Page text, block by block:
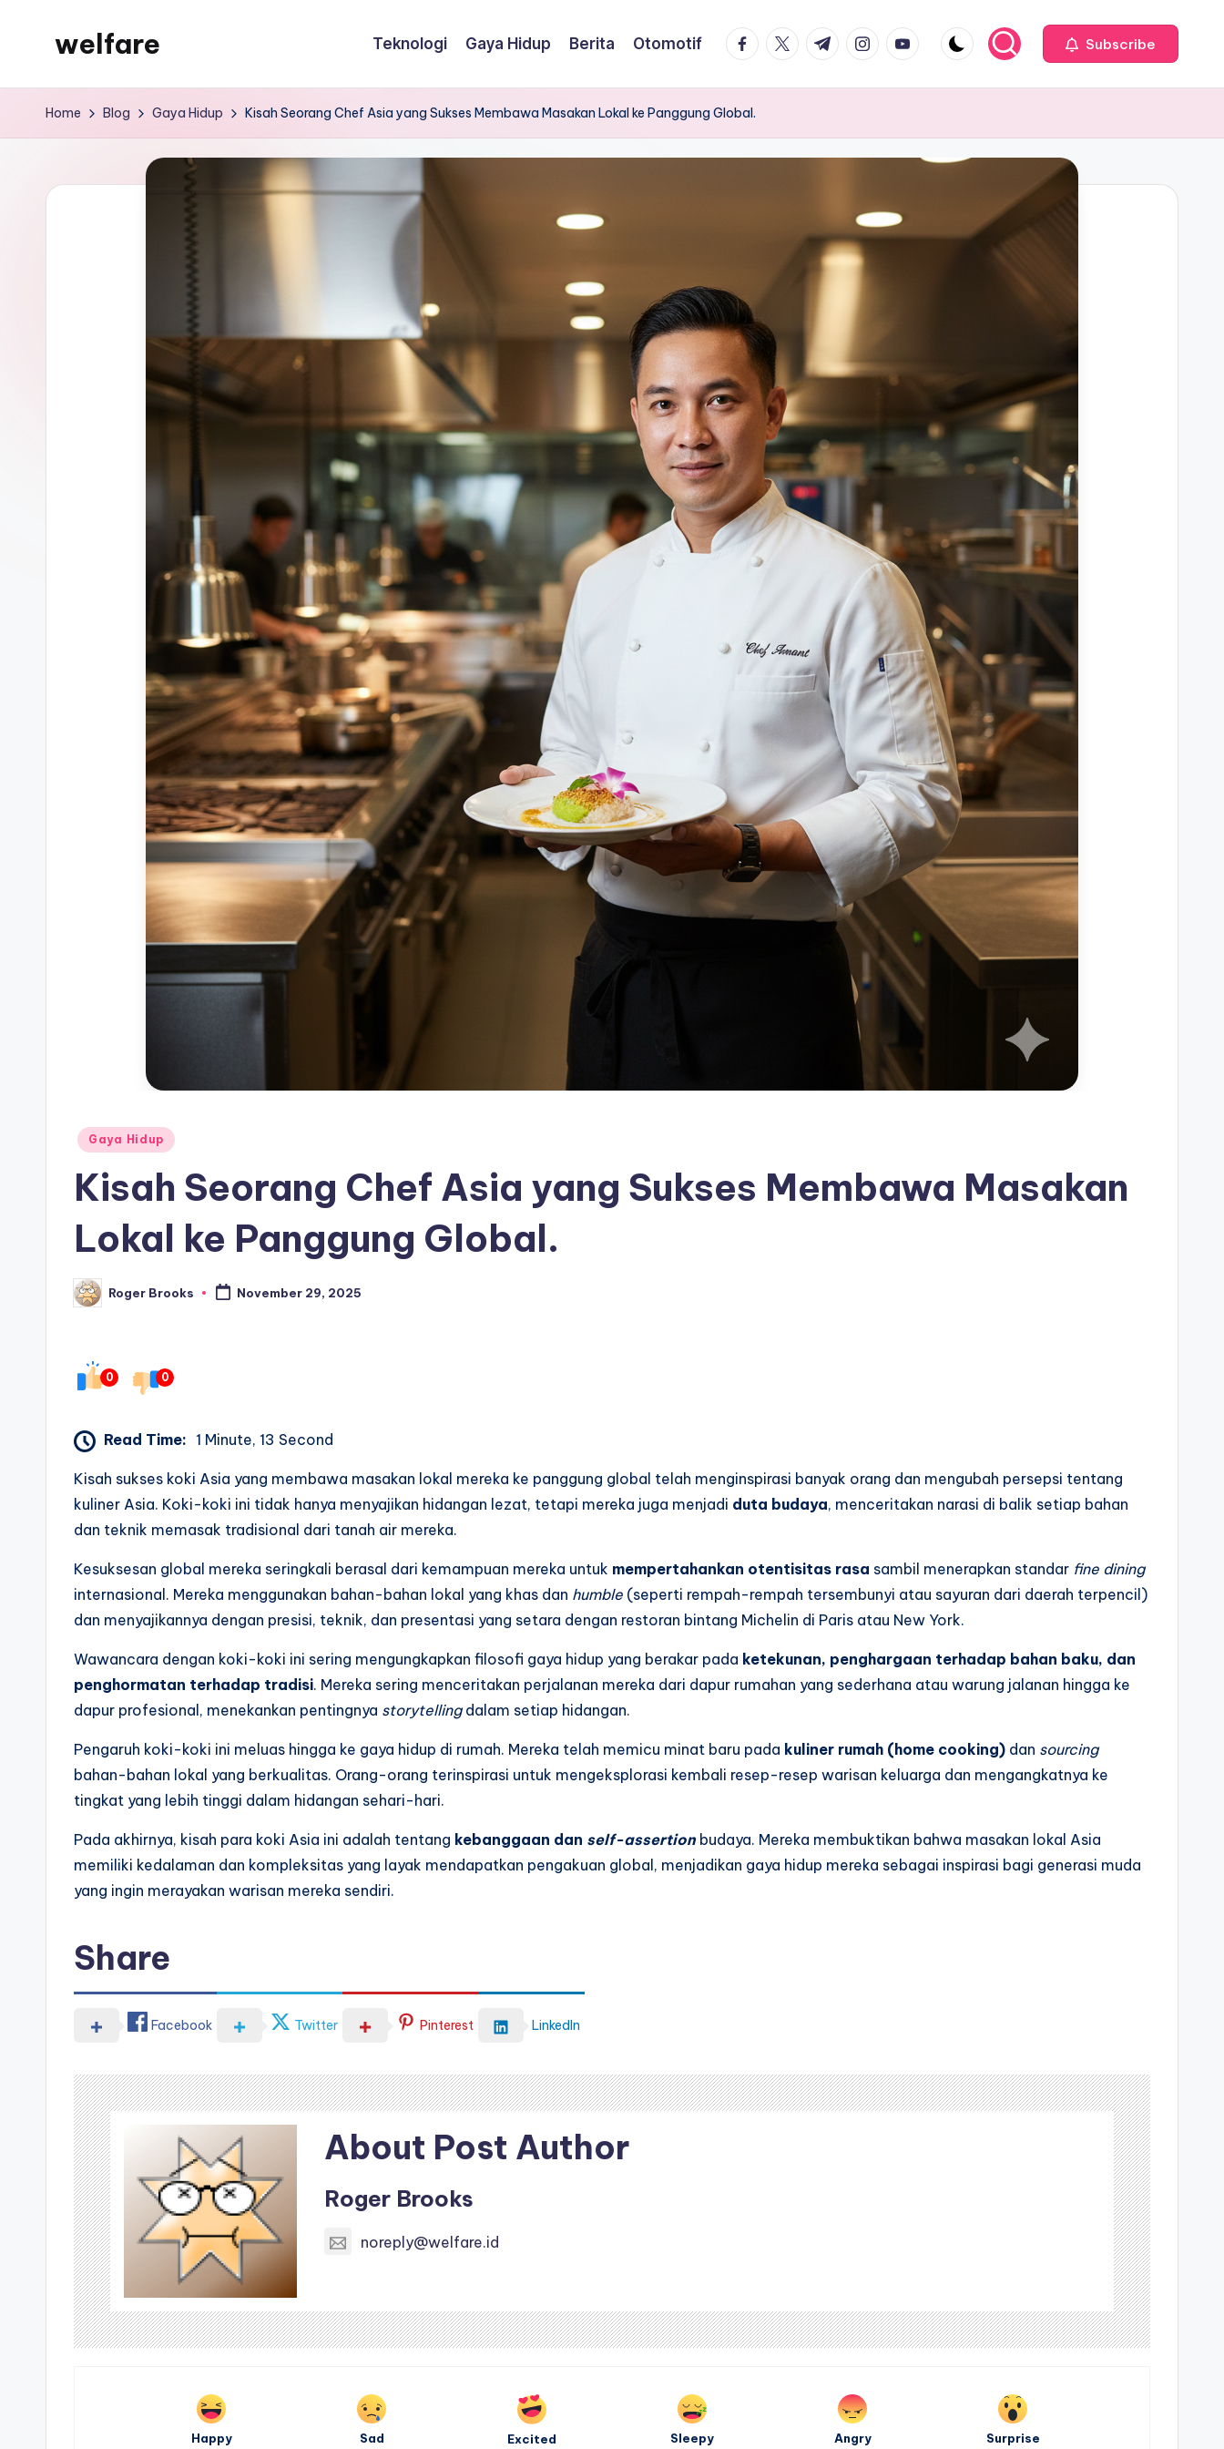
welfare Teknologi Gaya Hidup Berita Otomotif facebook.com
twitter.com
t.me instagram.com
youtube.com Subscribe
Home Blog Gaya Hidup Kisah Seorang Chef Asia yang Sukses Membawa Masakan Lokal ke Panggung Global.
Posted
Gaya Hidup
Kisah Seorang Chef Asia yang Sukses Membawa Masakan
Lokal ke Panggung Global.
Posted
by
Roger Brooks November 29, 2025
0 0
Read Time: 1 Minute, 13 Second
Kisah sukses koki Asia yang membawa masakan lokal mereka ke panggung global telah menginspirasi banyak orang dan mengubah persepsi tentang
kuliner Asia. Koki-koki ini tidak hanya menyajikan hidangan lezat, tetapi mereka juga menjadi duta budaya, menceritakan narasi di balik setiap bahan
dan teknik memasak tradisional dari tanah air mereka.
Kesuksesan global mereka seringkali berasal dari kemampuan mereka untuk mempertahankan otentisitas rasa sambil menerapkan standar fine dining
internasional. Mereka menggunakan bahan-bahan lokal yang khas dan humble (seperti rempah-rempah tersembunyi atau sayuran dari daerah terpencil)
dan menyajikannya dengan presisi, teknik, dan presentasi yang setara dengan restoran bintang Michelin di Paris atau New York.
Wawancara dengan koki-koki ini sering mengungkapkan filosofi gaya hidup yang berakar pada ketekunan, penghargaan terhadap bahan baku, dan
penghormatan terhadap tradisi. Mereka sering menceritakan perjalanan mereka dari dapur rumahan yang sederhana atau warung jalanan hingga ke
dapur profesional, menekankan pentingnya storytellingdalam setiap hidangan.
Pengaruh koki-koki ini meluas hingga ke gaya hidup di rumah. Mereka telah memicu minat baru pada kuliner rumah (home cooking) dan sourcing
bahan-bahan lokal yang berkualitas. Orang-orang terinspirasi untuk mengeksplorasi kembali resep-resep warisan keluarga dan mengangkatnya ke
tingkat yang lebih tinggi dalam hidangan sehari-hari.
Pada akhirnya, kisah para koki Asia ini adalah tentang kebanggaan dan self-assertionbudaya. Mereka membuktikan bahwa masakan lokal Asia
memiliki kedalaman dan kompleksitas yang layak mendapatkan pengakuan global, menjadikan gaya hidup mereka sebagai inspirasi bagi generasi muda
yang ingin merayakan warisan mereka sendiri.
Share
Facebook Twitter Pinterest LinkedIn
About Post Author
Roger Brooks
noreply@welfare.id
Happy Sad Excited Sleepy Angry Surprise